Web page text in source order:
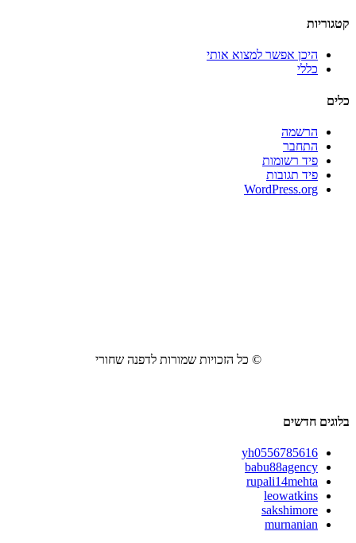
קטגוריות
היכן אפשר למצוא אותי
כללי
כלים
הרשמה
התחבר
פיד רשומות
פיד תגובות
WordPress.org
© כל הזכויות שמורות לדפנה שחורי
בלוגים חדשים
yh0556785616
babu88agency
rupali14mehta
leowatkins
sakshimore
murnanian